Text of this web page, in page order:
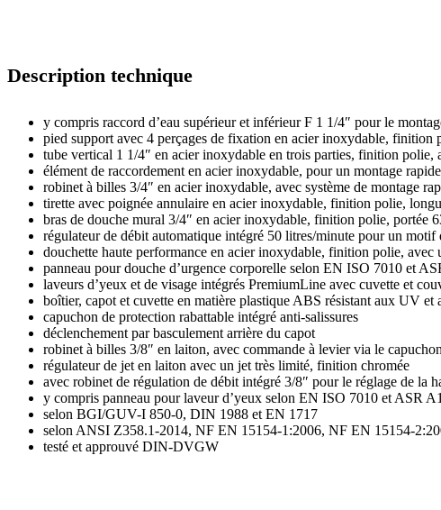
Description technique
y compris raccord d’eau supérieur et inférieur F 1 1/4″ pour le
pied support avec 4 perçages de fixation en acier inoxydable, finition
tube vertical 1 1/4″ en acier inoxydable en trois parties, finition polie,
élément de raccordement en acier inoxydable, pour un montage
robinet à billes 3/4″ en acier inoxydable, avec système de montage
tirette avec poignée annulaire en acier inoxydable, finition polie,
bras de douche mural 3/4″ en acier inoxydable, finition polie, portée
régulateur de débit automatique intégré 50 litres/minute pour un
douchette haute performance en acier inoxydable, finition polie, avec
panneau pour douche d’urgence corporelle selon EN ISO 7010 et
laveurs d’yeux et de visage intégrés PremiumLine avec cuvette et
boîtier, capot et cuvette en matière plastique ABS résistant aux UV et
capuchon de protection rabattable intégré anti-salissures
déclenchement par basculement arrière du capot
robinet à billes 3/8″ en laiton, avec commande à levier via le
régulateur de jet en laiton avec un jet très limité, finition chromée
avec robinet de régulation de débit intégré 3/8″ pour le réglage de la
y compris panneau pour laveur d’yeux selon EN ISO 7010 et ASR
selon BGI/GUV-I 850-0, DIN 1988 et EN 1717
selon ANSI Z358.1-2014, NF EN 15154-1:2006, NF EN 15154-
testé et approuvé DIN-DVGW